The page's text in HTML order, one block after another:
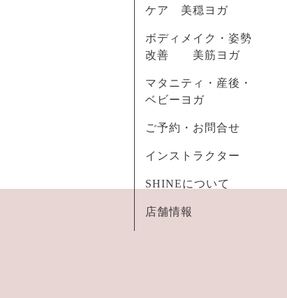
ケア 美穏ヨガ
ボディメイク・姿勢
改善 美筋ヨガ
マタニティ・産後・
ベビーヨガ
ご予約・お問合せ
インストラクター
SHINEについて
店舗情報